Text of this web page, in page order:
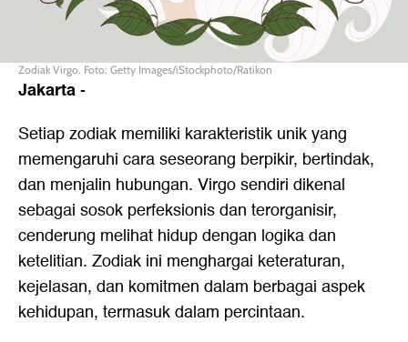
Zodiak Virgo. Foto: Getty Images/iStockphoto/Ratikon
Jakarta-
Setiap zodiak memiliki karakteristik unik yang
memengaruhi cara seseorang berpikir, bertindak,
dan menjalin hubungan. Virgo sendiri dikenal
sebagai sosok perfeksionis dan terorganisir,
cenderung melihat hidup dengan logika dan
ketelitian. Zodiak ini menghargai keteraturan,
kejelasan, dan komitmen dalam berbagai aspek
kehidupan, termasuk dalam percintaan.